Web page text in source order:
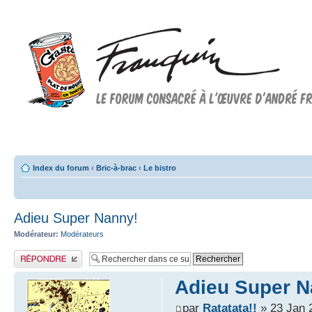
Index du forum ‹ Bric-à-brac ‹ Le bistro
Adieu Super Nanny!
Modérateur: Modérateurs
Publier une réponse
Adieu Super
par Ratatata!! » 23 Jan